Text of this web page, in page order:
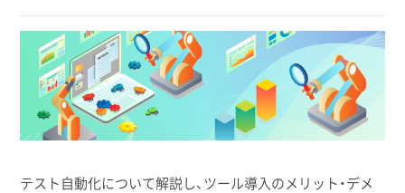
テスト自動化について解説し、ツール導入のメリット・デメ